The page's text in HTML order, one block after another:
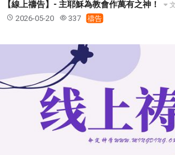
【線上禱告】- 主耶穌為教會作萬有之神！
2026-05-20 337 禱告